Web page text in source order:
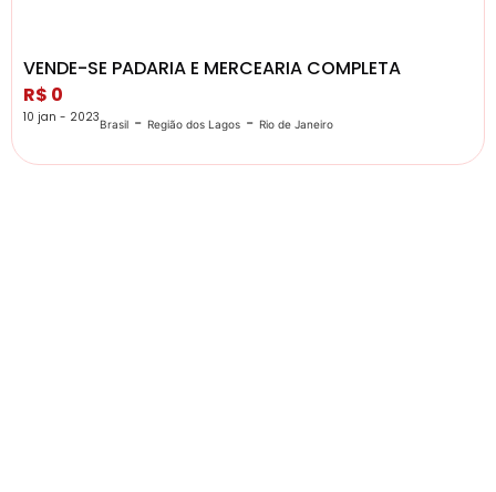
VENDE-SE PADARIA E MERCEARIA COMPLETA
R$ 0
10 jan - 2023Brasil - Região dos Lagos - Rio de Janeiro